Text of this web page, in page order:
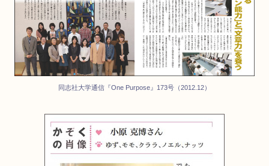
同志社大学通信『One Purpose』173号（2012.12）